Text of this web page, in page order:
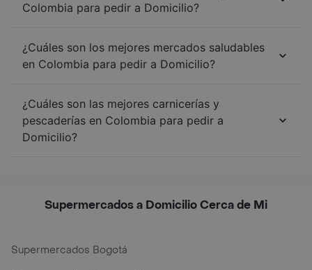
Colombia para pedir a Domicilio?
¿Cuáles son los mejores mercados saludables
en Colombia para pedir a Domicilio?
¿Cuáles son las mejores carnicerías y
pescaderías en Colombia para pedir a
Domicilio?
Supermercados a Domicilio Cerca de Mi
Supermercados Bogotá